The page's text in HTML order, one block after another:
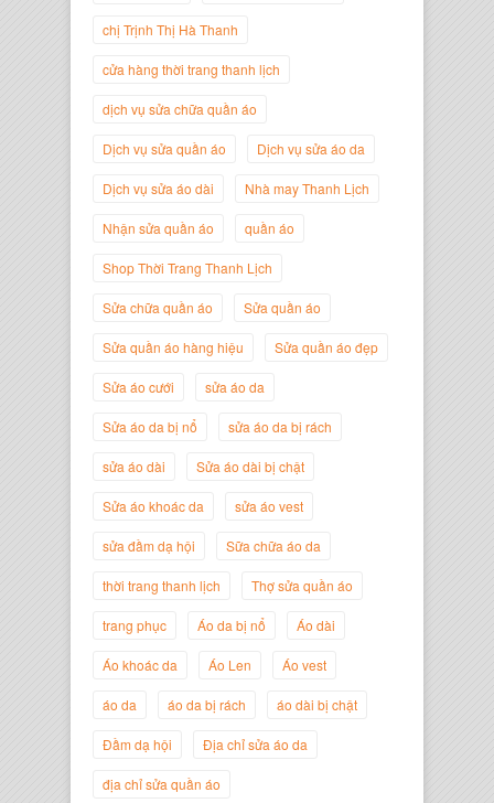
Giám Đốc Thương Hiệu Giày Thời
Nguyễn Minh Đức
Nguyễn
Nguyễn Đắc Định
Giám Đốc Công ty Twist Potato
chị Trịnh Thị Hà Thanh
cửa hàng thời trang thanh lịch
dịch vụ sửa chữa quần áo
Dịch vụ sửa quần áo Dịch vụ sửa áo da
Dịch vụ sửa áo dài Nhà may Thanh Lịch
Nhận sửa quần áo quần áo
Shop Thời Trang Thanh Lịch
Sửa chữa quần áo Sửa quần áo
Sửa quần áo hàng hiệu Sửa quần áo đẹp
Sửa áo cưới sửa áo da
Sửa áo da bị nổ sửa áo da bị rách
sửa áo dài Sửa áo dài bị chật
Sửa áo khoác da sửa áo vest
sửa đầm dạ hội Sữa chữa áo da
thời trang thanh lịch Thợ sửa quần áo
trang phục Áo da bị nổ Áo dài
Áo khoác da Áo Len Áo vest
áo da áo da bị rách áo dài bị chật
Đầm dạ hội Địa chỉ sửa áo da
địa chỉ sửa quần áo